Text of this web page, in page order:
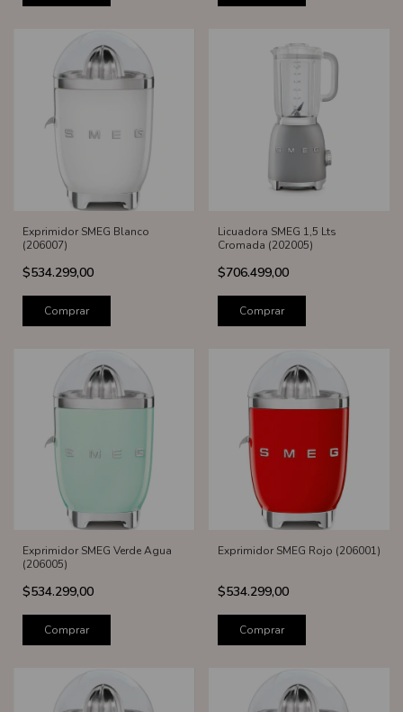
Exprimidor SMEG Blanco
(206007)
$534.299,00
Comprar
Licuadora SMEG 1,5 Lts
Cromada (202005)
$706.499,00
Comprar
Exprimidor SMEG Verde Agua
(206005)
$534.299,00
Comprar
Exprimidor SMEG Rojo (206001)
$534.299,00
Comprar